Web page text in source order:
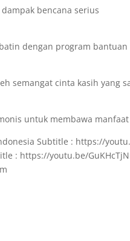
bencana serius
dengan program
semangat cinta kasih yang
untuk membawa
Subtitle : https://
: https://youtu.be/